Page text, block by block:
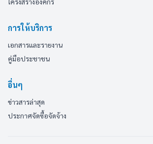
การให้บริการ
เอกสารและรายงาน
คู่มือประชาชน
อื่นๆ
ข่าวสารล่าสุด
ประกาศจัดซื้อจัดจ้าง